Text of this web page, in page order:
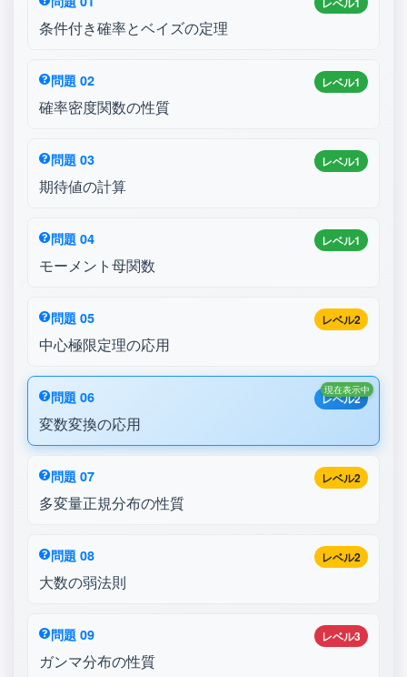
条件付き確率とベイズの定理
レベル1
問題 02
確率密度関数の性質
レベル1
問題 03
期待値の計算
レベル1
問題 04
モーメント母関数
レベル2
問題 05
中心極限定理の応用
レベル2
問題 06
変数変換の応用
現在表示中
レベル2
問題 07
多変量正規分布の性質
レベル2
問題 08
大数の弱法則
レベル3
問題 09
ガンマ分布の性質